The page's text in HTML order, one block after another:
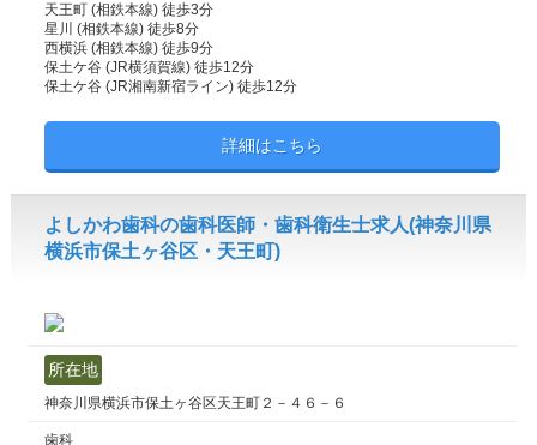
天王町 (相鉄本線) 徒歩3分
星川 (相鉄本線) 徒歩8分
西横浜 (相鉄本線) 徒歩9分
保土ケ谷 (JR横須賀線) 徒歩12分
保土ケ谷 (JR湘南新宿ライン) 徒歩12分
詳細はこちら
よしかわ歯科の歯科医師・歯科衛生士求人(神奈川県
横浜市保土ヶ谷区・天王町)
所在地
神奈川県横浜市保土ヶ谷区天王町２－４６－６
歯科